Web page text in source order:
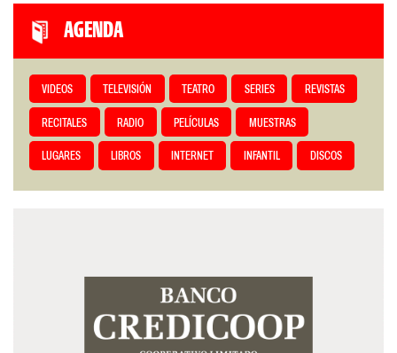
AGENDA
VIDEOS TELEVISIÓN TEATRO SERIES REVISTAS
RECITALES RADIO PELÍCULAS MUESTRAS
LUGARES LIBROS INTERNET INFANTIL DISCOS